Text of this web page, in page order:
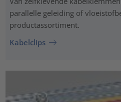
parallelle geleiding of
productassortiment.
Kabelclips